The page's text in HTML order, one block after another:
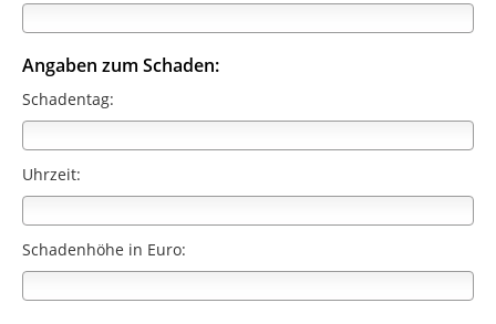
Angaben zum Schaden:
Schadentag:
Uhrzeit:
Schadenhöhe in Euro: